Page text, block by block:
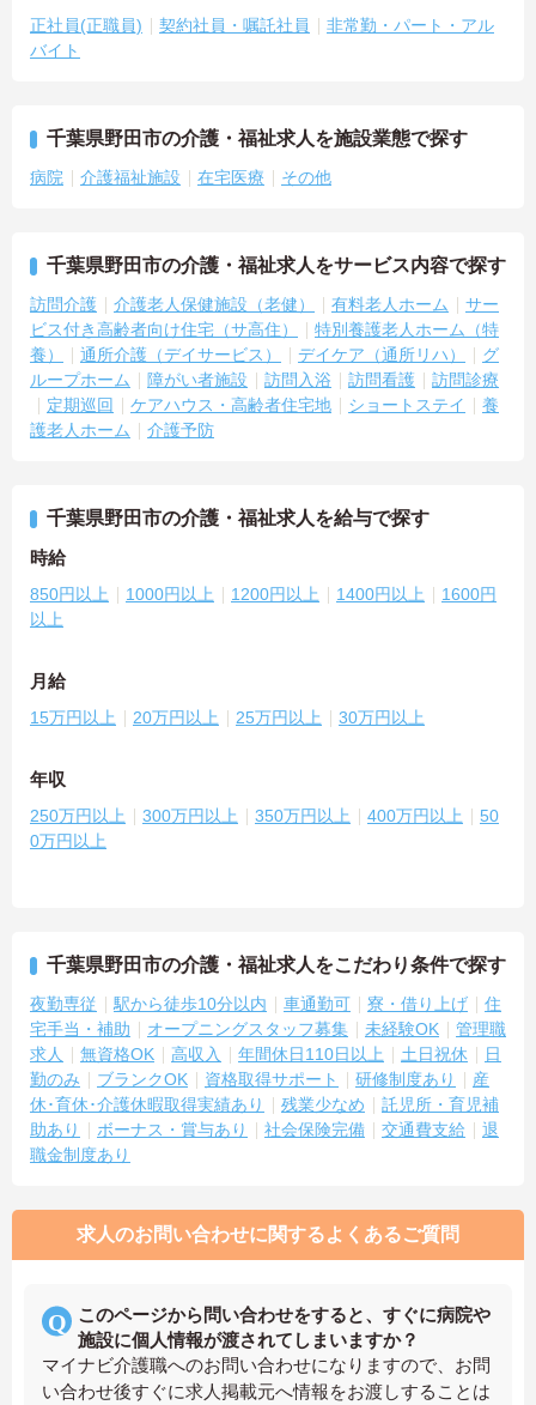
正社員(正職員) 契約社員・嘱託社員
非常勤・パート・アル
バイト
千葉県野田市の介護・福祉求人を施設業態で探す
病院 介護福祉施設 在宅医療 その他
千葉県野田市の介護・福祉求人をサービス内容で探す
訪問介護 介護老人保健施設（老健） 有料老人ホーム
サー
ビス付き高齢者向け住宅（サ高住）
特別養護老人ホーム（特
養）
通所介護（デイサービス） デイケア（通所リハ）
グ
ループホーム
障がい者施設 訪問入浴 訪問看護
訪問診療
定期巡回
ケアハウス・高齢者住宅地 ショートステイ
養
護老人ホーム
介護予防
千葉県野田市の介護・福祉求人を給与で探す
時給
850円以上 1000円以上 1200円以上 1400円以上
1600円
以上
月給
15万円以上 20万円以上 25万円以上 30万円以上
年収
250万円以上 300万円以上 350万円以上 400万円以上
50
0万円以上
千葉県野田市の介護・福祉求人をこだわり条件で探す
夜勤専従 駅から徒歩10分以内 車通勤可 寮・借り上げ
住
宅手当・補助
オープニングスタッフ募集 未経験OK
管理職
求人
無資格OK 高収入 年間休日110日以上 土日祝休
日
勤のみ
ブランクOK 資格取得サポート 研修制度あり
産
休･育休･介護休暇取得実績あり
残業少なめ
託児所・育児補
助あり
ボーナス・賞与あり 社会保険完備 交通費支給
退
職金制度あり
求人のお問い合わせに関するよくあるご質問
このページから問い合わせをすると、すぐに病院や
施設に個人情報が渡されてしまいますか？
マイナビ介護職へのお問い合わせになりますので、お問
い合わせ後すぐに求人掲載元へ情報をお渡しすることは